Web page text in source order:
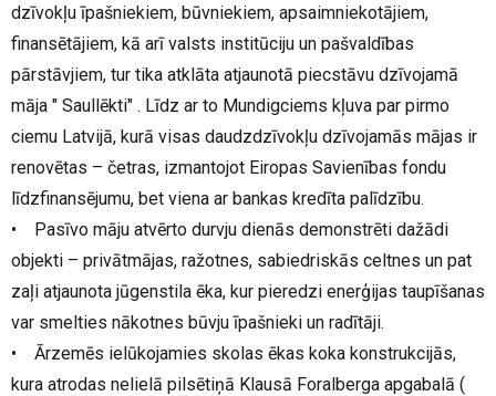
dzīvokļu īpašniekiem, būvniekiem, apsaimniekotājiem,
finansētājiem, kā arī valsts institūciju un pašvaldības
pārstāvjiem, tur tika atklāta atjaunotā piecstāvu dzīvojamā
māja " Saullēkti" . Līdz ar to Mundigciems kļuva par pirmo
ciemu Latvijā, kurā visas daudzdzīvokļu dzīvojamās mājas ir
renovētas – četras, izmantojot Eiropas Savienības fondu
līdzfinansējumu, bet viena ar bankas kredīta palīdzību.
• Pasīvo māju atvērto durvju dienās demonstrēti dažādi
objekti – privātmājas, ražotnes, sabiedriskās celtnes un pat
zaļi atjaunota jūgenstila ēka, kur pieredzi enerģijas taupīšanas
var smelties nākotnes būvju īpašnieki un radītāji.
• Ārzemēs ielūkojamies skolas ēkas koka konstrukcijās,
kura atrodas nelielā pilsētiņā Klausā Foralberga apgabalā (